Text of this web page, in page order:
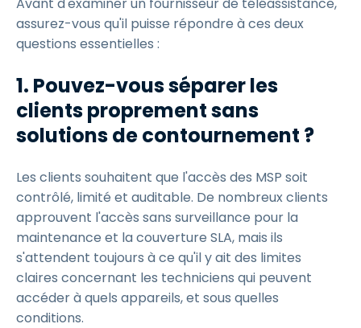
assurez-vous qu'il puisse répondre à ces deux
questions essentielles :
1. Pouvez-vous séparer les
clients proprement sans
solutions de contournement ?
Les clients souhaitent que l'accès des MSP soit
contrôlé, limité et auditable. De nombreux clients
approuvent l'accès sans surveillance pour la
maintenance et la couverture SLA, mais ils
s'attendent toujours à ce qu'il y ait des limites
claires concernant les techniciens qui peuvent
accéder à quels appareils, et sous quelles
conditions.